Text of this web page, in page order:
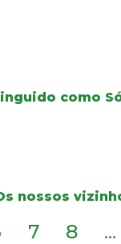
como
nossos
7 8 ...